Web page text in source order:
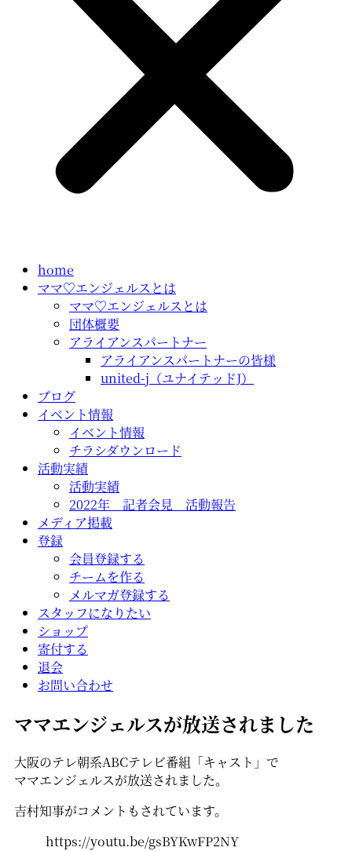
home
ママ♡エンジェルスとは
ママ♡エンジェルスとは
団体概要
アライアンスパートナー
アライアンスパートナーの皆様
united-j（ユナイテッドJ）
ブログ
イベント情報
イベント情報
チラシダウンロード
活動実績
活動実績
2022年 記者会見 活動報告
メディア掲載
登録
会員登録する
チームを作る
メルマガ登録する
スタッフになりたい
ショップ
寄付する
退会
お問い合わせ
ママエンジェルスが放送されました
大阪のテレ朝系ABCテレビ番組「キャスト」で
ママエンジェルスが放送されました。
吉村知事がコメントもされています。
https://youtu.be/gsBYKwFP2NY